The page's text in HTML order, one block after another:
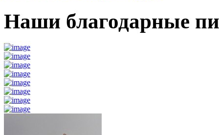
Наши благодарные